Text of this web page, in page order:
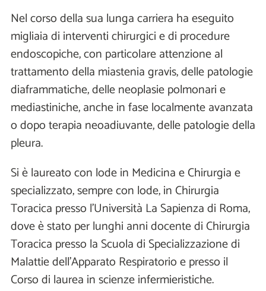
Nel corso della sua lunga carriera ha eseguito
migliaia di interventi chirurgici e di procedure
endoscopiche, con particolare attenzione al
trattamento della miastenia gravis, delle patologie
diaframmatiche, delle neoplasie polmonari e
mediastiniche, anche in fase localmente avanzata
o dopo terapia neoadiuvante, delle patologie della
pleura.
Si è laureato con lode in Medicina e Chirurgia e
specializzato, sempre con lode, in Chirurgia
Toracica presso l’Università La Sapienza di Roma,
dove è stato per lunghi anni docente di Chirurgia
Toracica presso la Scuola di Specializzazione di
Malattie dell’Apparato Respiratorio e presso il
Corso di laurea in scienze infermieristiche.